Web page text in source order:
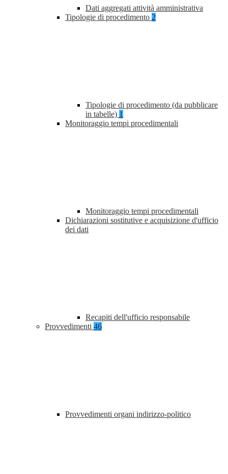
Dati aggregati attività amministrativa
Tipologie di procedimento 2
Tipologie di procedimento (da pubblicare
in tabelle) 1
Monitoraggio tempi procedimentali
Monitoraggio tempi procedimentali
Dichiarazioni sostitutive e acquisizione d'ufficio
dei dati
Recapiti dell'ufficio responsabile
Provvedimenti 46
Provvedimenti organi indirizzo-politico